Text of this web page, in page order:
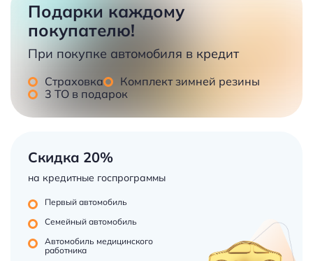
Подарки каждому
покупателю!
При покупке автомобиля в кредит
Страховка
Комплект зимней резины
3 ТО в подарок
Скидка 20%
на кредитные госпрограммы
Первый автомобиль
Семейный автомобиль
Автомобиль медицинского
работника